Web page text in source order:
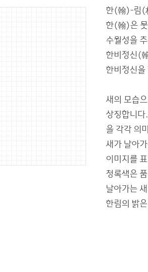
한(翰)-림(
한(翰)은 뭇
수월성을
한비정신(
한비정신
새의 모습
상징합니
을 각각 의
새가 날아
이미지를
청록색은
날아가는
한림의 밝